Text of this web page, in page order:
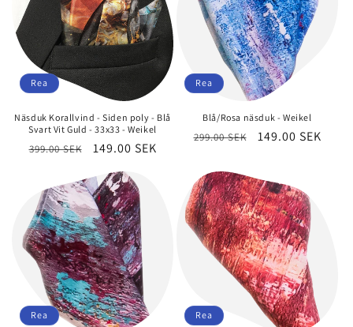
Rea
Näsduk Korallvind - Siden poly - Blå
Svart Vit Guld - 33x33 - Weikel
Ordinarie
399.00 SEK Försäljningspris
149.00 SEK
Rea
Blå/Rosa näsduk - Weikel
Ordinarie
299.00 SEK 149.00 SEK
Rea Rea